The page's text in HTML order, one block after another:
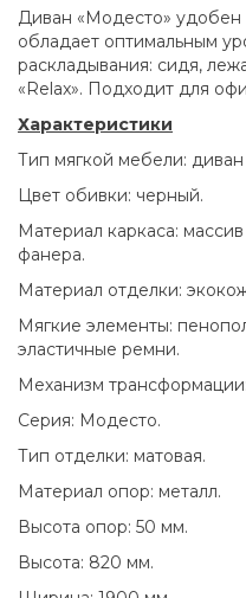
Диван «Модесто» удобен
обладает оптимальным
раскладывания: сидя,
«Relax». Подходит для
Характеристики
Тип мягкой мебели:
Цвет обивки: черный.
Материал каркаса:
фанера.
Материал отделки:
Мягкие элементы:
эластичные ремни.
Механизм
Серия: Модесто.
Тип отделки: матовая.
Материал опор: металл.
Высота опор: 50 мм.
Высота: 820 мм.